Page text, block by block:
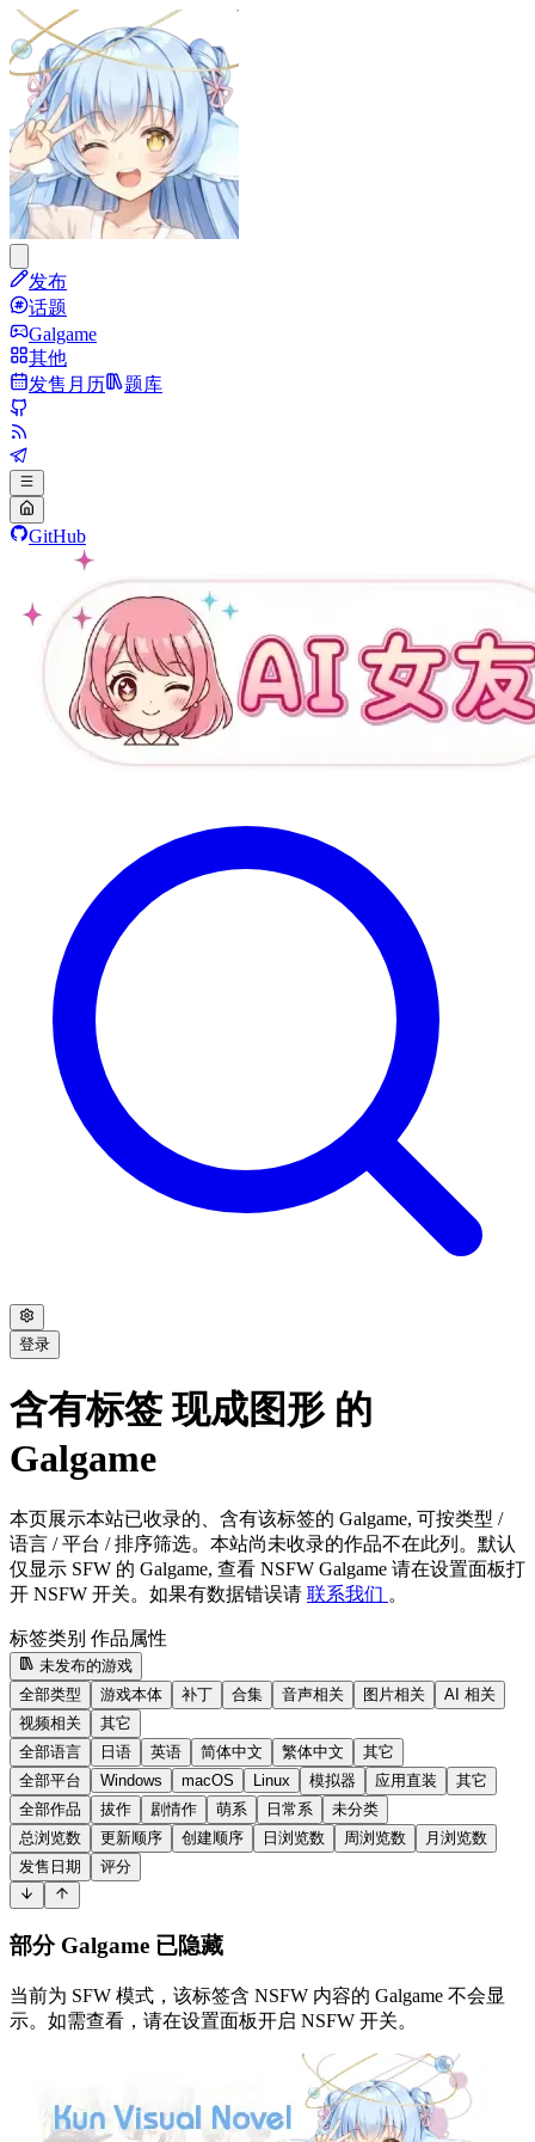
发布
话题
Galgame
其他
发售月历
题库
GitHub
登录
含有标签 现成图形 的
Galgame
本页展示本站已收录的、含有该标签的 Galgame, 可按类型 /
语言 / 平台 / 排序筛选。本站尚未收录的作品不在此列。默认
仅显示 SFW 的 Galgame, 查看 NSFW Galgame 请在设置面板打
开 NSFW 开关。如果有数据错误请 联系我们 。
标签类别 作品属性
未发布的游戏
全部类型
游戏本体 补丁 合集 音声相关 图片相关
AI 相关
视频相关
其它
全部语言
日语 英语 简体中文 繁体中文
其它
全部平台
Windows macOS Linux 模拟器 应用直装
其它
全部作品
拔作 剧情作 萌系 日常系
未分类
总浏览数
更新顺序 创建顺序 日浏览数 周浏览数
月浏览数
发售日期
评分
部分 Galgame 已隐藏
当前为 SFW 模式，该标签含 NSFW 内容的 Galgame 不会显
示。如需查看，请在设置面板开启 NSFW 开关。